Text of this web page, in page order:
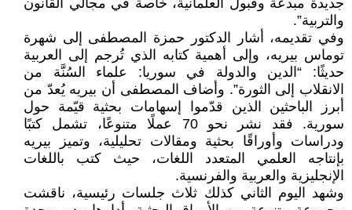
جديدة مبدعة وقبول العلمانية، خاصة في مجالي القانون
والتربية”.
وفي تقديمه، أشار الدكتور حمزة المصطفى إلى شهرة
توماس بيريه، وإلى أهمية كتابه الذي تُرجم إلى العربية
حديثًا: “الدين والدولة في سوريا: علماء السُنَّة من
الانقلاب إلى الثورة”. وأضاف المصطفى أن بيريه يُعدّ من
أبرز الباحثين الذين قدّموا إسهامات بحثية قيّمة حول
سورية. فقد نشر نحو 70 عملًا متنوعًا، تشمل كتبًا
ودراسات وأوراقًا بحثية ومقالات تحليلية، وتميز بيريه
بإنتاجه العلمي المتعدد اللغات، حيث كتب باللغات
الإنجليزية والعربية والفرنسية.
وشهد اليوم الثاني كذلك ثلاث جلسات رئيسية، ناقشت